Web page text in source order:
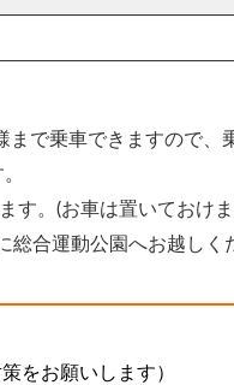
まで乗車できますので
す。(お車は置いておけ
合運動公園へお越しく
をお願いします）